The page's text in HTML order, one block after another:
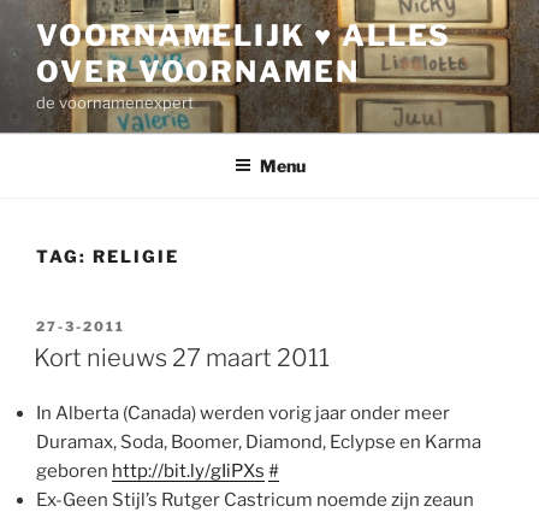
inhoud
VOORNAMELIJK ♥ ALLES
OVER VOORNAMEN
de voornamenexpert
Menu
TAG: RELIGIE
GEPLAATST
OP
27-3-2011
Kort nieuws 27 maart 2011
In Alberta (Canada) werden vorig jaar onder meer
Duramax, Soda, Boomer, Diamond, Eclypse en Karma
geboren http://bit.ly/gIiPXs #
Ex-Geen Stijl’s Rutger Castricum noemde zijn zeaun